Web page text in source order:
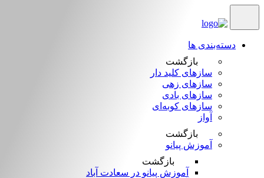
دسته‌بندی ها
بازگشت
سازهای کلید دار
سازهای زهی
سازهای بادی
سازهای کوبه‌‎ای
آواز
بازگشت
آموزش پیانو
بازگشت
آموزش پیانو در سعادت آباد